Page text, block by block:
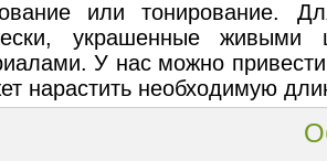
или тонирование.
украшенные живыми
У нас можно
нарастить необходимую